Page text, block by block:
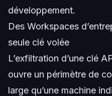
développement.
Des Workspaces
seule clé volée
L’exfiltration d’une clé
ouvre un périmètre de
large qu’une machine